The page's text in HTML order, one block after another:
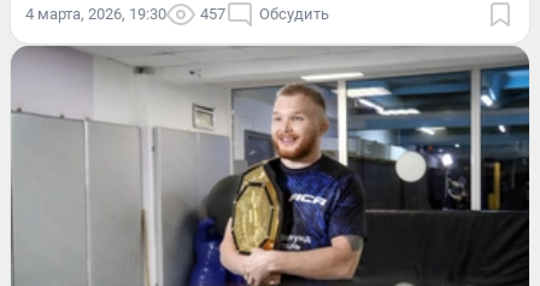
4 марта, 2026, 19:30 457 Обсудить